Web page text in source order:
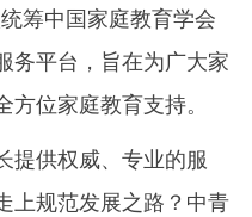
筹中国家庭教育学会
务平台，旨在为广大家
位家庭教育支持。
供权威、专业的服
上规范发展之路？中青